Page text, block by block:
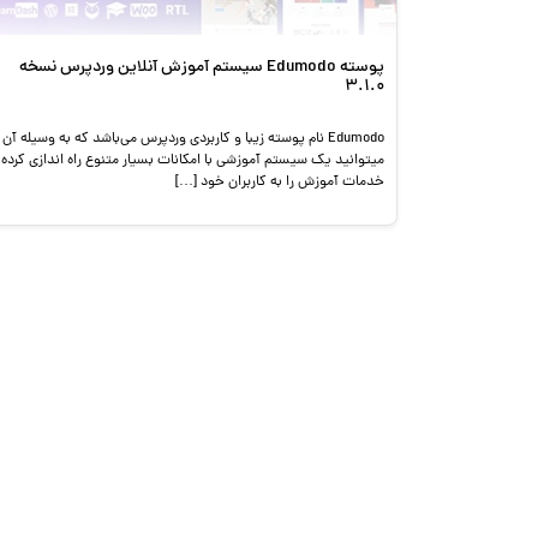
پوسته Edumodo سیستم آموزش آنلاین وردپرس نسخه
3.1.0
Edumodo نام پوسته زیبا و کاربردی وردپرس می‌باشد که به وسیله آن
میتوانید یک سیستم آموزشی با امکانات بسیار متنوع راه اندازی
خدمات آموزش را به کاربران خود […]